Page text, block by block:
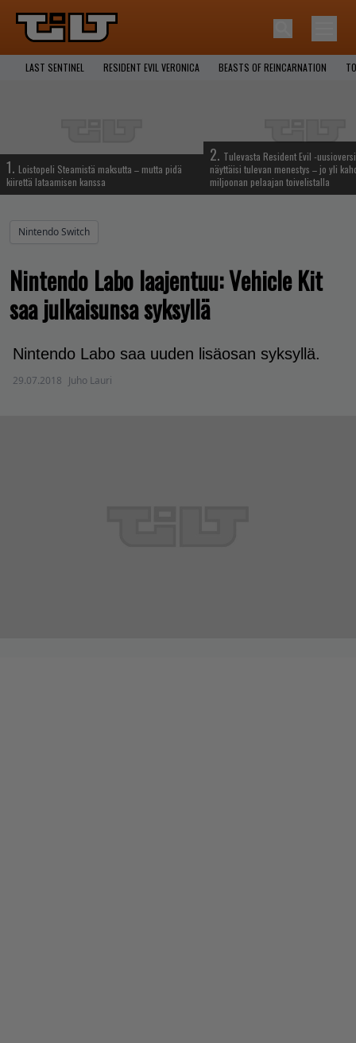
LAST SENTINEL RESIDENT EVIL VERONICA BEASTS OF REINCARNATION
1. Loistopeli Steamistä maksutta – mutta pidä
kiirettä lataamisen kanssa
2. Tulevasta Resident Evil -
näyttäisi tulevan menestys – jo yli
miljoonan pelaajan toivelistalla
Nintendo Switch
Nintendo Labo laajentuu: Vehicle Kit
saa julkaisunsa syksyllä
Nintendo Labo saa uuden lisäosan syksyllä.
29.07.2018 Juho Lauri